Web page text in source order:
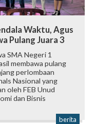
Waktu, Agus
Pulang Juara 3
SMA Negeri 1
membawa pulang
perlombaan
Nasional yang
oleh FEB Unud
dan Bisnis
berita